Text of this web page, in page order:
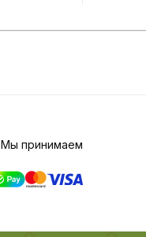
Мы принимаем